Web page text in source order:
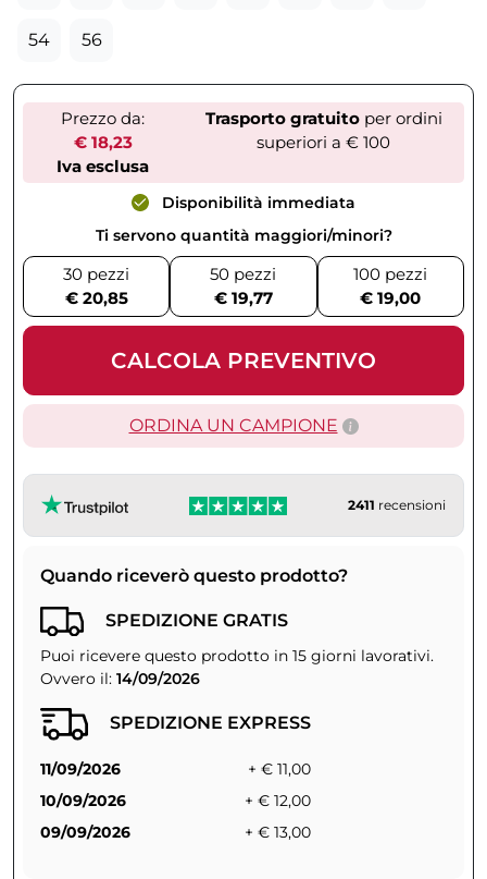
54 56
Prezzo da:
€ 18,23
Iva esclusa
Trasporto gratuitoper ordini
superiori a € 100
Disponibilità immediata
Ti servono quantità maggiori/minori?
30 pezzi
€ 20,85
50 pezzi
€ 19,77
100 pezzi
€ 19,00
CALCOLA PREVENTIVO
ORDINA UN CAMPIONE
2411 recensioni
Quando riceverò questo prodotto?
SPEDIZIONE GRATIS
Puoi ricevere questo prodotto in 15 giorni lavorativi.
Ovvero il: 14/09/2026
SPEDIZIONE EXPRESS
11/09/2026
+ € 11,00
10/09/2026
+ € 12,00
09/09/2026
+ € 13,00